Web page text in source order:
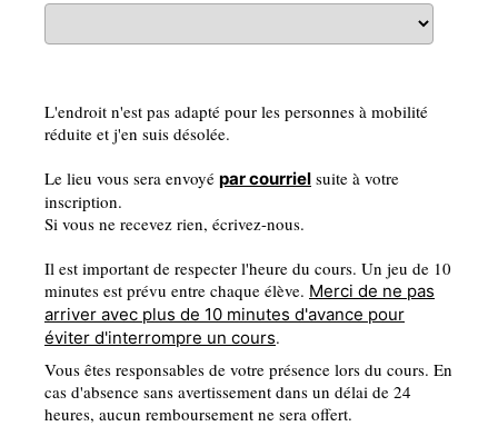
L'endroit n'est pas adapté pour les personnes à mobilité
réduite et j'en suis désolée.
Le lieu vous sera envoyé par courriel suite à votre
inscription.
Si vous ne recevez rien, écrivez-nous.
Il est important de respecter l'heure du cours. Un jeu de 10
minutes est prévu entre chaque élève. Merci de ne pas
arriver avec plus de 10 minutes d'avance pour
éviter d'interrompre un cours.
Vous êtes responsables de votre présence lors du cours. En
cas d'absence sans avertissement dans un délai de 24
heures, aucun remboursement ne sera offert.